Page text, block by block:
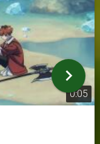
0:05
chevron_right